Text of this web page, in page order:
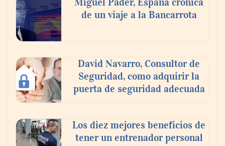
Poda de árboles en altura: técnicas,
criterios y seguridad para un
mantenimiento eficiente
de un viaje a la Bancarrota
David Navarro, Consultor de
Seguridad, como adquirir la
puerta de seguridad adecuada
Los diez mejores beneficios de
tener un entrenador personal